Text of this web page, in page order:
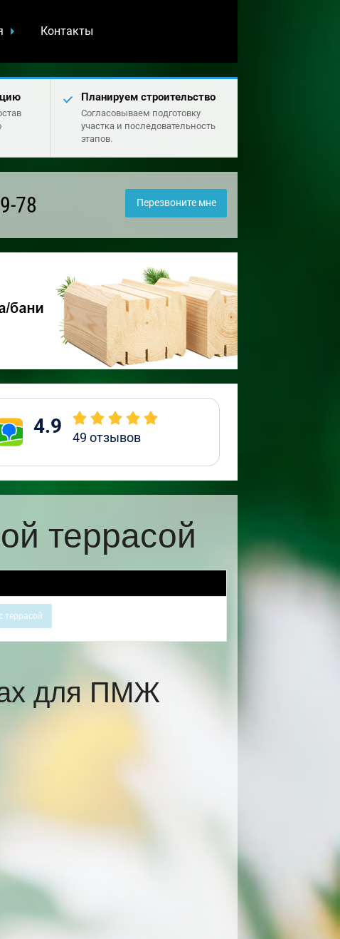
Контакты
Планируем строительство
Согласовываем подготовку
участка и последовательность
этапов.
78 Перезвоните мне
4.9 49 отзывов
террасой
с террасой
для ПМЖ